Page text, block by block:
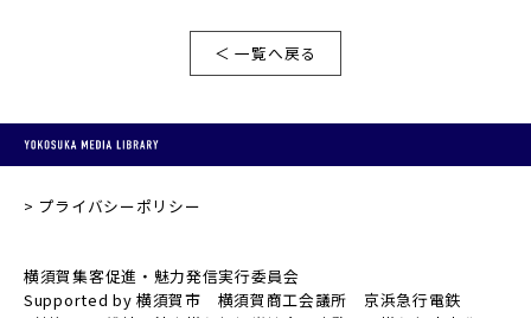
＜ 一覧へ戻る
プライバシーポリシー
横須賀集客促進・魅力発信実行委員会
Supported by 横須賀市 横須賀商工会議所 京浜急行電鉄